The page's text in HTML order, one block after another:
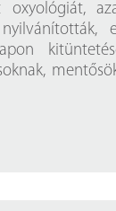
oxyológiát,